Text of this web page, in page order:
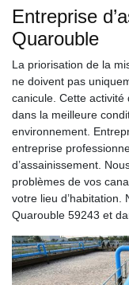
Entreprise
Quarouble
La priorisation de la
ne doivent pas
canicule. Cette
dans la meilleure
environnement.
entreprise
d’assainissement.
problèmes de vos
votre lieu d’habitation.
Quarouble 59243 et